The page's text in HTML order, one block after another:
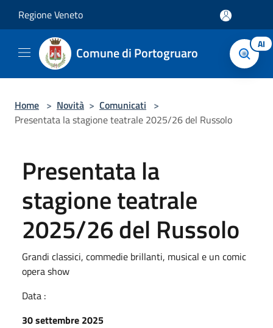
Regione Veneto
Comune di Portogruaro AI
Home > Novità > Comunicati >
Presentata la stagione teatrale 2025/26 del Russolo
Presentata la
stagione teatrale
2025/26 del Russolo
Grandi classici, commedie brillanti, musical e un comic
opera show
Data :
30 settembre 2025